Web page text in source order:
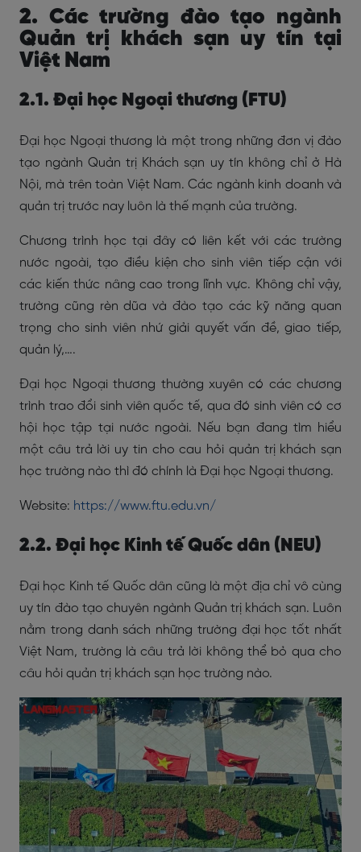
2. Các trường đào tạo ngành
Quản trị khách sạn uy tín tại
Việt Nam
2.1. Đại học Ngoại thương (FTU)
Đại học Ngoại thương là một trong những đơn vị đào
tạo ngành Quản trị Khách sạn uy tín không chỉ ở Hà
Nội, mà trên toàn Việt Nam. Các ngành kinh doanh và
quản trị trước nay luôn là thế mạnh của trường.
Chương trình học tại đây có liên kết với các trường
nước ngoài, tạo điều kiện cho sinh viên tiếp cận với
các kiến thức nâng cao trong lĩnh vực. Không chỉ vậy,
trường cũng rèn dũa và đào tạo các kỹ năng quan
trọng cho sinh viên nhứ giải quyết vấn đề, giao tiếp,
quản lý,….
Đại học Ngoại thương thường xuyên có các chương
trình trao đổi sinh viên quốc tế, qua đó sinh viên có cơ
hội học tập tại nước ngoài. Nếu bạn đang tìm hiểu
một câu trả lời uy tin cho cau hỏi quản trị khách sạn
học trường nào thì đó chính là Đại học Ngoại thương.
Website: https://www.ftu.edu.vn/
2.2. Đại học Kinh tế Quốc dân (NEU)
Đại học Kinh tế Quốc dân cũng là một địa chỉ vô cùng
uy tín đào tạo chuyên ngành Quản trị khách sạn. Luôn
nằm trong danh sách những trường đại học tốt nhất
Việt Nam, trường là câu trả lời không thể bỏ qua cho
câu hỏi quản trị khách sạn học trường nào.